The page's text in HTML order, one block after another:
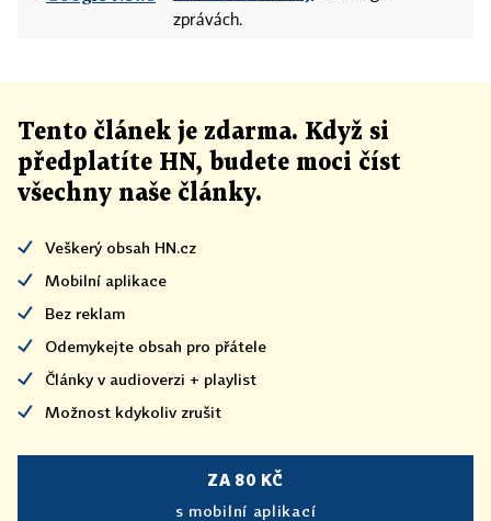
zprávách.
Tento článek je zdarma. Když si
předplatíte HN, budete moci číst
všechny naše články.
Veškerý obsah HN.cz
Mobilní aplikace
Bez reklam
Odemykejte obsah pro přátele
Články v audioverzi + playlist
Možnost kdykoliv zrušit
ZA 80 KČ
s mobilní aplikací